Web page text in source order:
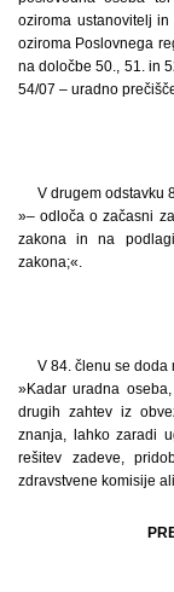
oziroma ustanovitelj
oziroma Poslovnega
na določbe 50., 51. in
54/07 – uradno
V drugem odstavku
»– odloča o začasni
zakona in na
zakona;«.
V 84. členu se doda
»Kadar uradna
drugih zahtev iz
znanja, lahko zaradi
rešitev zadeve,
zdravstvene komisije